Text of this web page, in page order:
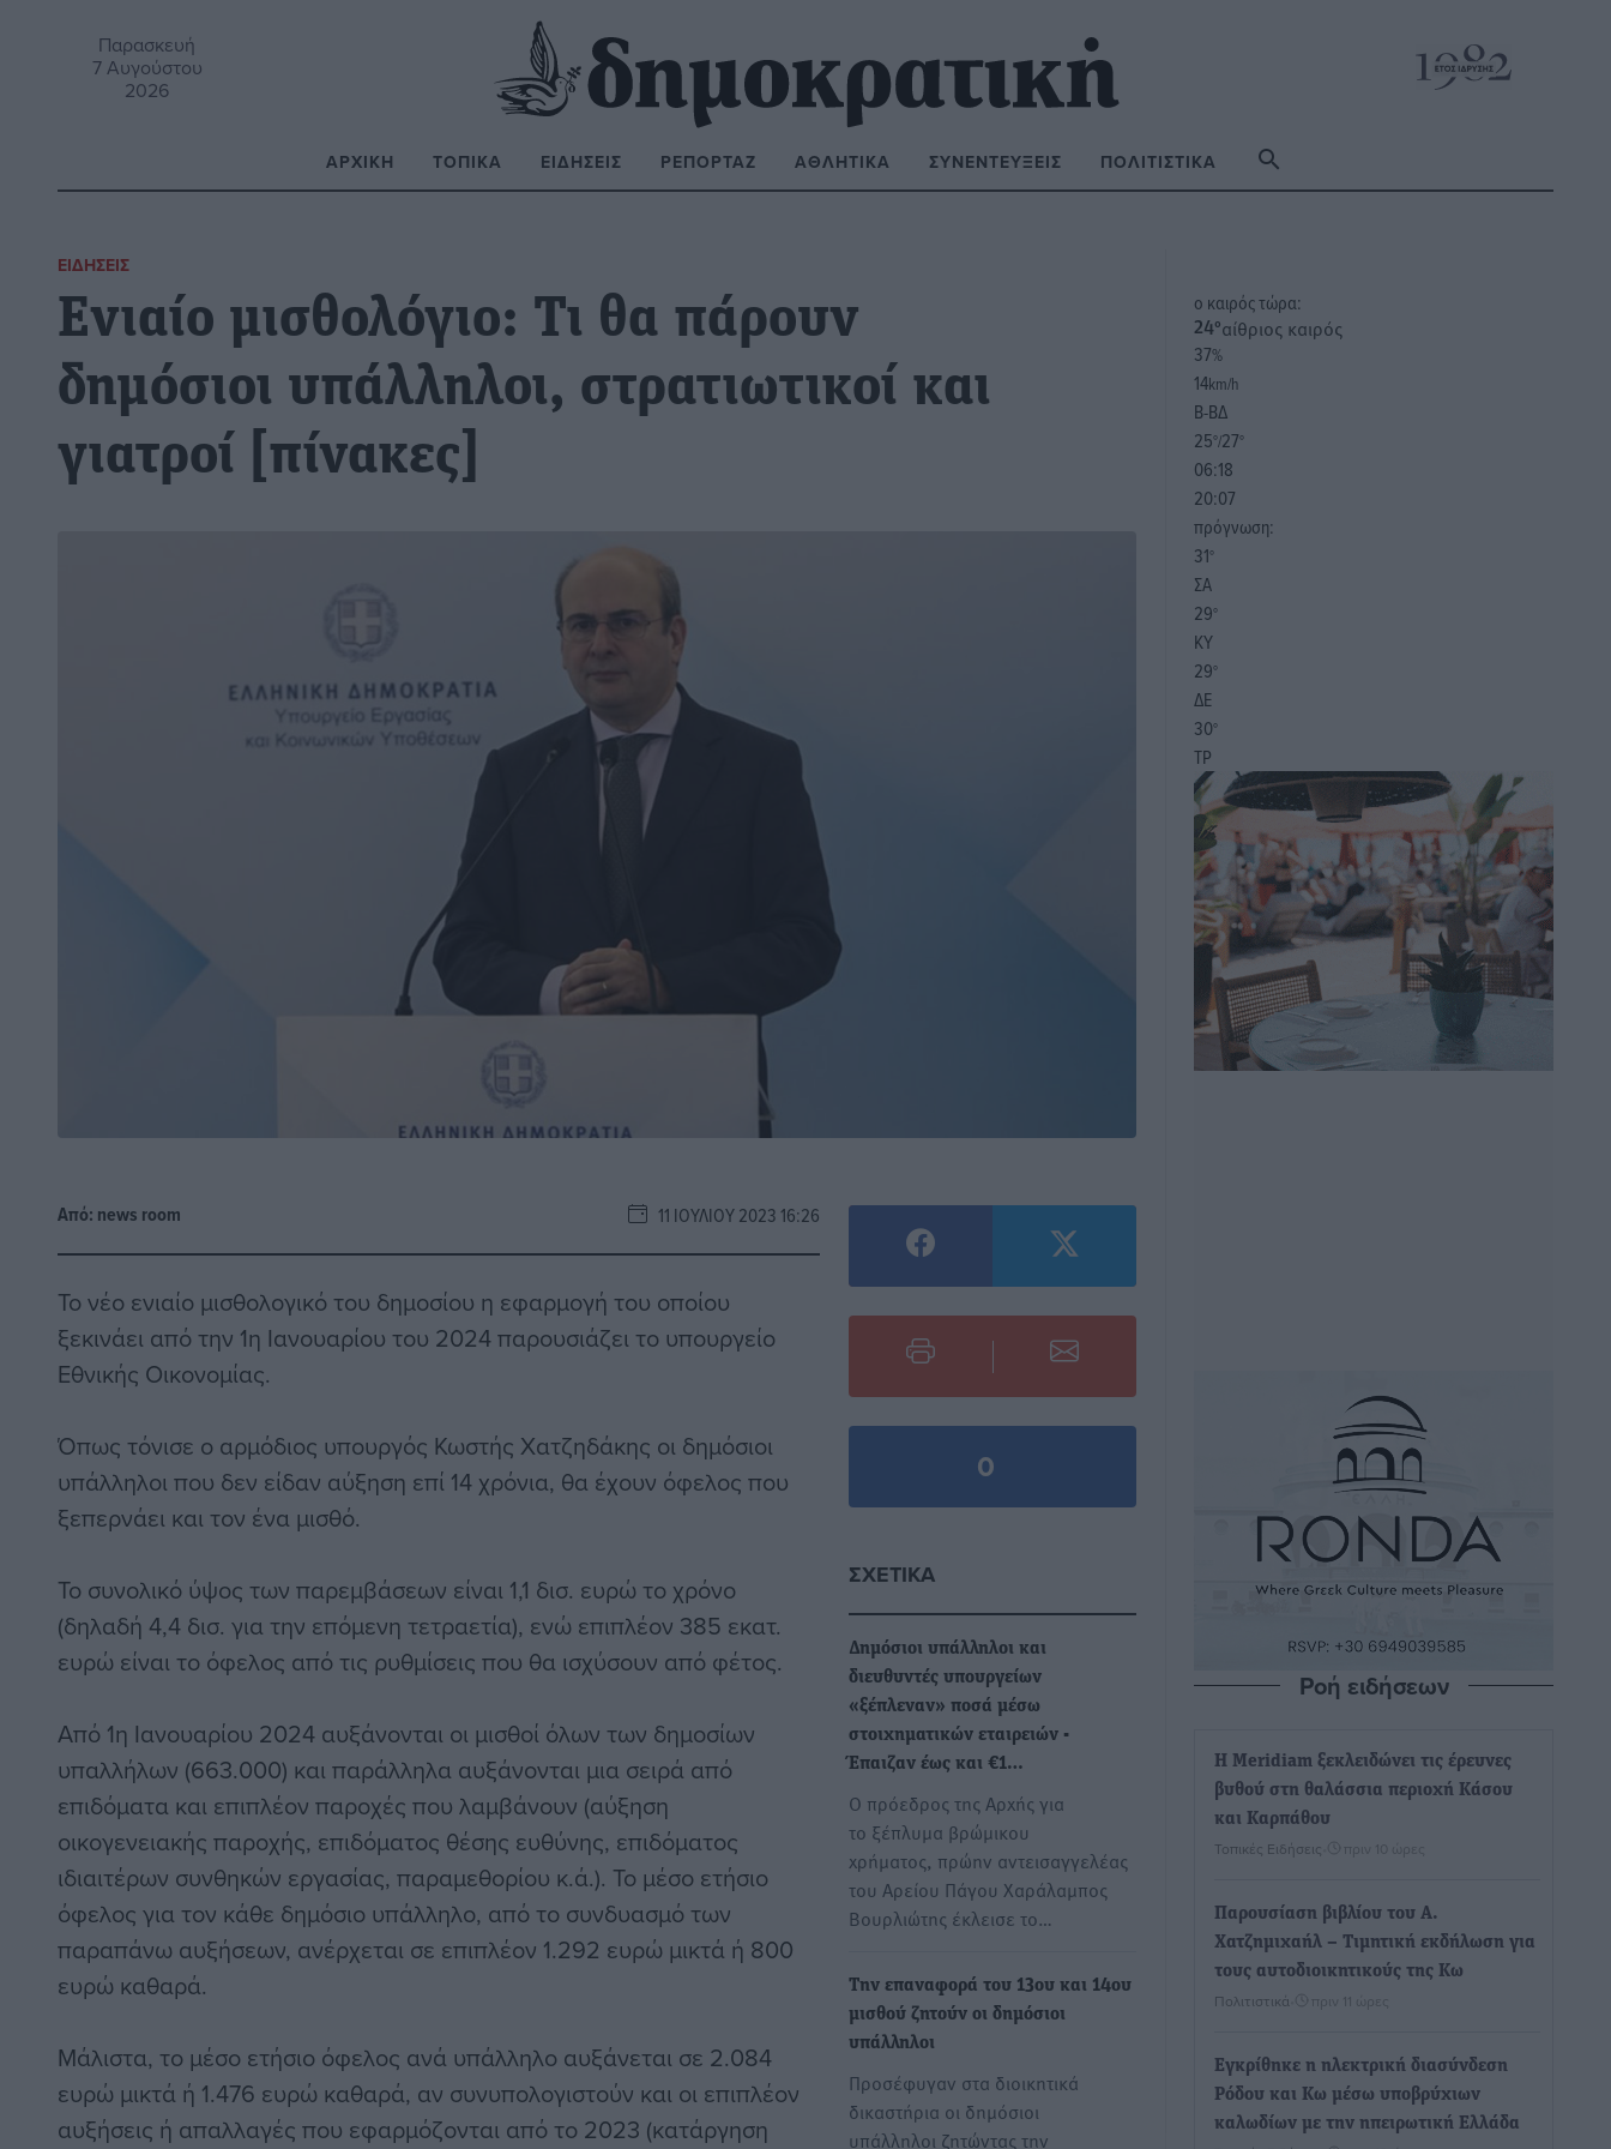
Παρασκευή
7 Αυγούστου
2026
ΑΡΧΙΚΉ ΤΟΠΙΚΆ ΕΙΔΉΣΕΙΣ ΡΕΠΟΡΤΆΖ ΑΘΛΗΤΙΚΆ ΣΥΝΕΝΤΕΎΞΕΙΣ ΠΟΛΙΤΙΣΤΙΚΆ
ΕΙΔΉΣΕΙΣ
Ενιαίο μισθολόγιο: Τι θα πάρουν
δημόσιοι υπάλληλοι, στρατιωτικοί και
γιατροί [πίνακες]
Από: news room 11 ΙΟΥΛΊΟΥ 2023 16:26
Το νέο ενιαίο μισθολογικό του δημοσίου η εφαρμογή του οποίου
ξεκινάει από την 1η Ιανουαρίου του 2024 παρουσιάζει το υπουργείο
Εθνικής Οικονομίας.
Όπως τόνισε ο αρμόδιος υπουργός Κωστής Χατζηδάκης οι δημόσιοι
υπάλληλοι που δεν είδαν αύξηση επί 14 χρόνια, θα έχουν όφελος που
ξεπερνάει και τον ένα μισθό.
Το συνολικό ύψος των παρεμβάσεων είναι 1,1 δισ. ευρώ το χρόνο
(δηλαδή 4,4 δισ. για την επόμενη τετραετία), ενώ επιπλέον 385 εκατ.
ευρώ είναι το όφελος από τις ρυθμίσεις που θα ισχύσουν από φέτος.
Από 1η Ιανουαρίου 2024 αυξάνονται οι μισθοί όλων των δημοσίων
υπαλλήλων (663.000) και παράλληλα αυξάνονται μια σειρά από
επιδόματα και επιπλέον παροχές που λαμβάνουν (αύξηση
οικογενειακής παροχής, επιδόματος θέσης ευθύνης, επιδόματος
ιδιαιτέρων συνθηκών εργασίας, παραμεθορίου κ.ά.). Το μέσο ετήσιο
όφελος για τον κάθε δημόσιο υπάλληλο, από το συνδυασμό των
παραπάνω αυξήσεων, ανέρχεται σε επιπλέον 1.292 ευρώ μικτά ή 800
ευρώ καθαρά.
Μάλιστα, το μέσο ετήσιο όφελος ανά υπάλληλο αυξάνεται σε 2.084
ευρώ μικτά ή 1.476 ευρώ καθαρά, αν συνυπολογιστούν και οι επιπλέον
αυξήσεις ή απαλλαγές που εφαρμόζονται από το 2023 (κατάργηση
0
ΣΧΕΤΙΚΆ
Δημόσιοι υπάλληλοι και
διευθυντές υπουργείων
«ξέπλεναν» ποσά μέσω
στοιχηματικών εταιρειών -
Έπαιζαν έως και €1…
Ο πρόεδρος της Αρχής για
το ξέπλυμα βρώμικου
χρήματος, πρώην αντεισαγγελέας
του Αρείου Πάγου Χαράλαμπος
Βουρλιώτης έκλεισε το…
Την επαναφορά του 13ου και 14ου
μισθού ζητούν οι δημόσιοι
υπάλληλοι
Προσέφυγαν στα διοικητικά
δικαστήρια οι δημόσιοι
υπάλληλοι ζητώντας την
o καιρός τώρα:
24°αίθριος καιρός
37%
14km/h
Β-ΒΔ
25°/27°
06:18
20:07
πρόγνωση:
31°
ΣΑ
29°
ΚΥ
29°
ΔΕ
30°
ΤΡ
Ροή ειδήσεων
Η Meridiam ξεκλειδώνει τις έρευνες
βυθού στη θαλάσσια περιοχή Κάσου
και Καρπάθου
Τοπικές Ειδήσεις πριν 10 ώρες
Παρουσίαση βιβλίου του Α.
Χατζημιχαήλ – Τιμητική εκδήλωση για
τους αυτοδιοικητικούς της Κω
Πολιτιστικά πριν 11 ώρες
Εγκρίθηκε η ηλεκτρική διασύνδεση
Ρόδου και Κω μέσω υποβρύχιων
καλωδίων με την ηπειρωτική Ελλάδα